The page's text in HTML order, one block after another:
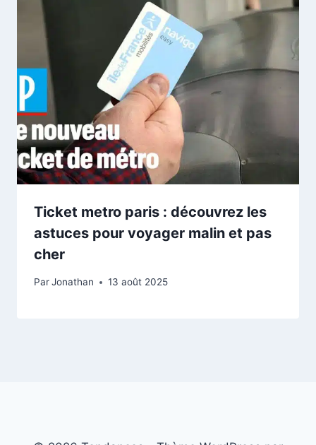
Ticket metro paris : découvrez les
astuces pour voyager malin et pas
cher
ParJonathan 13 août 2025